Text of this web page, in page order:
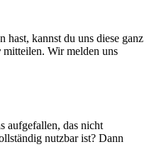
hast, kannst du uns diese ganz
mitteilen. Wir melden uns
aufgefallen, das nicht
nutzbar ist? Dann